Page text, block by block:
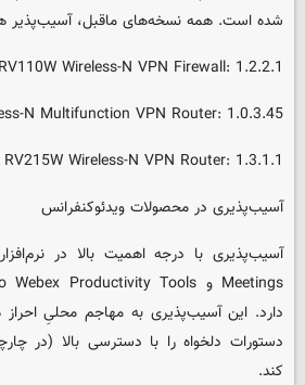
شده است. همه نسخه‌های ماقبل، آسیب‌پذیر
RV110W Wireless-N VPN Firewall: 1.2.2.1
N Multifunction VPN Router: 1.0.3.45
RV215W Wireless-N VPN Router: 1.3.1.1
آسیب‌پذیری در محصولات ویدئوکنفرانس
دارد. این آسیب‌پذیری به مهاجم محلیِ
کند.